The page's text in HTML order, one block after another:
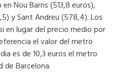
Nou Barris (513,8 euros),
y Sant Andreu (578,4). Los
en lugar del precio medio por
el valor del metro
es de 10,3 euros el metro
de Barcelona.